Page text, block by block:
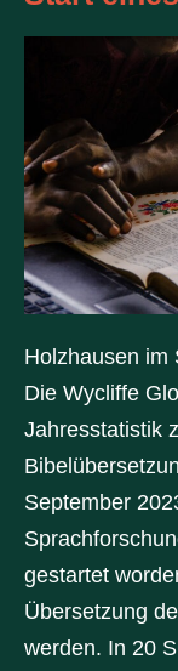
Holzhausen im
Die Wycliffe
Jahresstatistik
September
gestartet
Übersetzung
werden. In 20